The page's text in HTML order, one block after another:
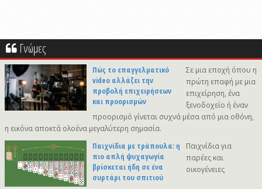
Γνώμες
Πώς το επαγγελματικό
video αλλάζει την
προβολή επιχειρήσεων
και προορισμών
Σε μια εποχή όπου η
πρώτη επαφή με μια
επιχείρηση, ένα
ξενοδοχείο ή έναν
προορισμό γίνεται συχνά μέσα από μια οθόνη,
η εικόνα αποκτά ολοένα μεγαλύτερη σημασία.
Παιχνίδια με τράπουλα: η
πιο απλή ψυχαγωγία
βρίσκεται ήδη σε ένα
συρτάρι του σπιτιού
Παιχνίδια για
παρέες και
οικογένειες